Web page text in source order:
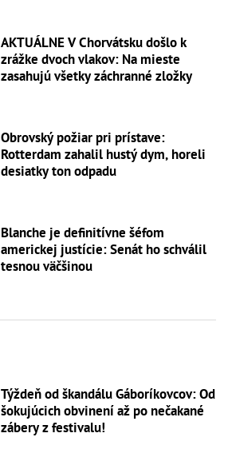
AKTUÁLNE V Chorvátsku došlo k
zrážke dvoch vlakov: Na mieste
zasahujú všetky záchranné zložky
Obrovský požiar pri prístave:
Rotterdam zahalil hustý dym, horeli
desiatky ton odpadu
Blanche je definitívne šéfom
americkej justície: Senát ho schválil
tesnou väčšinou
Týždeň od škandálu Gáboríkovcov: Od
šokujúcich obvinení až po nečakané
zábery z festivalu!